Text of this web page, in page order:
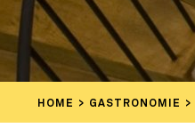
HOME GASTRONOMIE